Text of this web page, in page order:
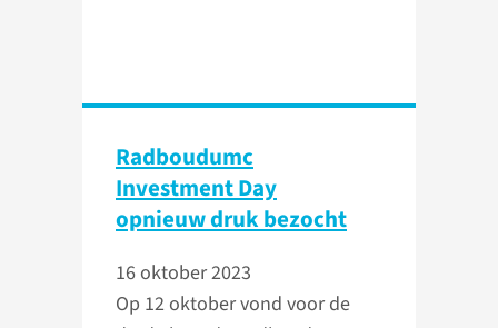
Radboudumc
Investment Day
opnieuw druk bezocht
16 oktober 2023
Op 12 oktober vond voor de